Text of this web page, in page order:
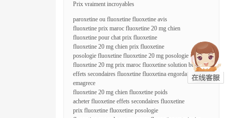
Prix vraiment incroyables
paroxetine ou fluoxetine fluoxetine avis
fluoxetine prix maroc fluoxetine 20 mg chien
fluoxetine pour chat prix fluoxetine
fluoxetine 20 mg chien prix fluoxetine
posologie fluoxetine fluoxetine 20 mg posologie
fluoxetine 20 mg prix maroc fluoxetine solution buvable
effets secondaires fluoxetine fluoxetina engorda ou
emagrece
fluoxetine 20 mg chien fluoxetine poids
acheter fluoxetine effets secondaires fluoxetine
prix fluoxetine fluoxetine posologie